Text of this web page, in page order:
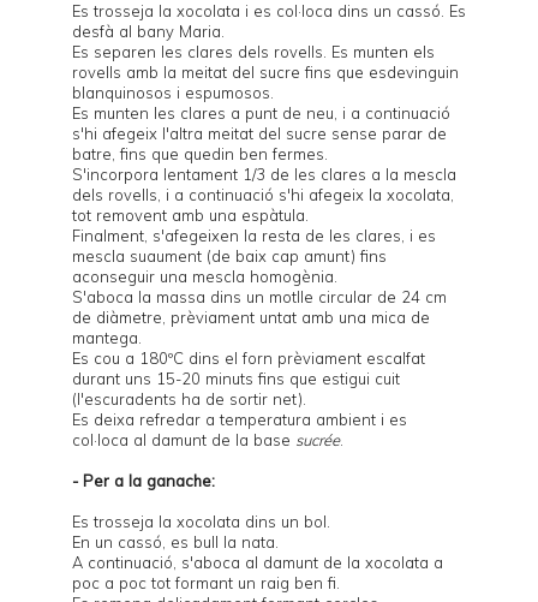
Es trosseja la xocolata i es col·loca dins un cassó. Es
desfà al bany Maria.
Es separen les clares dels rovells. Es munten els
rovells amb la meitat del sucre fins que esdevinguin
blanquinosos i espumosos.
Es munten les clares a punt de neu, i a continuació
s'hi afegeix l'altra meitat del sucre sense parar de
batre, fins que quedin ben fermes.
S'incorpora lentament 1/3 de les clares a la mescla
dels rovells, i a continuació s'hi afegeix la xocolata,
tot removent amb una espàtula.
Finalment, s'afegeixen la resta de les clares, i es
mescla suaument (de baix cap amunt) fins
aconseguir una mescla homogènia.
S'aboca la massa dins un motlle circular de 24 cm
de diàmetre, prèviament untat amb una mica de
mantega.
Es cou a 180ºC dins el forn prèviament escalfat
durant uns 15-20 minuts fins que estigui cuit
(l'escuradents ha de sortir net).
Es deixa refredar a temperatura ambient i es
col·loca al damunt de la base sucrée.
- Per a la ganache:
Es trosseja la xocolata dins un bol.
En un cassó, es bull la nata.
A continuació, s'aboca al damunt de la xocolata a
poc a poc tot formant un raig ben fi.